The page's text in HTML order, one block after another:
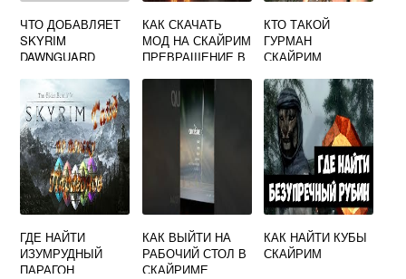
ЧТО ДОБАВЛЯЕТ
SKYRIM
DAWNGUARD
КАК СКАЧАТЬ
МОД НА СКАЙРИМ
ПРЕВРАЩЕНИЕ В
КТО ТАКОЙ
ГУРМАН
СКАЙРИМ
ГДЕ НАЙТИ
ИЗУМРУДНЫЙ
ПАРАГОН
КАК ВЫЙТИ НА
РАБОЧИЙ СТОЛ В
СКАЙРИМЕ
КАК НАЙТИ КУБЫ
СКАЙРИМ